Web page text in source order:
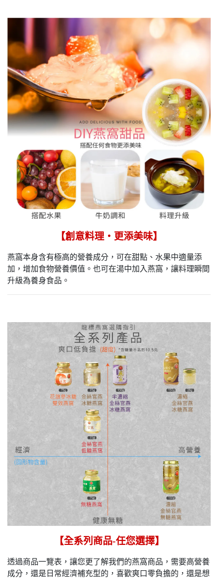
【創意料理‧更添美味】
燕窩本身含有極高的營養成分，可在甜點、水果中適量添
加，增加食物營養價值。也可在湯中加入燕窩，讓料理瞬間
升級為養身食品。
【全系列商品-任您選擇】
透過商品一覽表，讓您更了解我們的燕窩商品，需要高營養
成分，還是日常經濟補充型的，喜歡爽口零負擔的，還是想